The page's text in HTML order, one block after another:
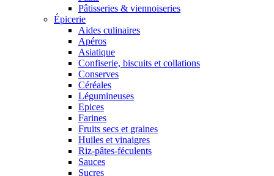
Pâtisseries & viennoiseries
Épicerie
Aides culinaires
Apéros
Asiatique
Confiserie, biscuits et collations
Conserves
Céréales
Légumineuses
Epices
Farines
Fruits secs et graines
Huiles et vinaigres
Riz-pâtes-féculents
Sauces
Sucres